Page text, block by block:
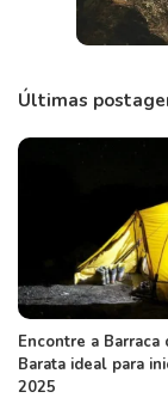
Últimas
Encontre a Barraca
Barata ideal para
2025